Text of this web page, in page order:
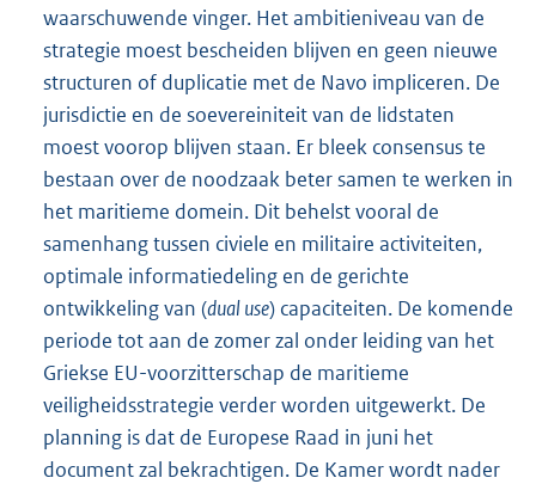
waarschuwende vinger. Het ambitieniveau van de
strategie moest bescheiden blijven en geen nieuwe
structuren of duplicatie met de Navo impliceren. De
jurisdictie en de soevereiniteit van de lidstaten
moest voorop blijven staan. Er bleek consensus te
bestaan over de noodzaak beter samen te werken in
het maritieme domein. Dit behelst vooral de
samenhang tussen civiele en militaire activiteiten,
optimale informatiedeling en de gerichte
ontwikkeling van (dual use) capaciteiten. De komende
periode tot aan de zomer zal onder leiding van het
Griekse EU-voorzitterschap de maritieme
veiligheidsstrategie verder worden uitgewerkt. De
planning is dat de Europese Raad in juni het
document zal bekrachtigen. De Kamer wordt nader